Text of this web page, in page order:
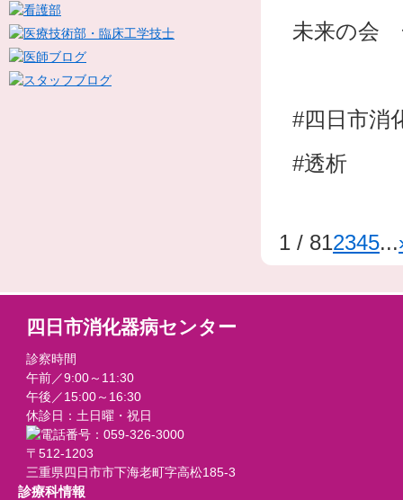
未来の会
#四日市消
#透析
1 / 812345...
四日市消化器病センター
診察時間
午前／9:00～11:30
午後／15:00～16:30
休診日：土日曜・祝日
〒512-1203
三重県四日市市下海老町字高松185-3
診療科情報